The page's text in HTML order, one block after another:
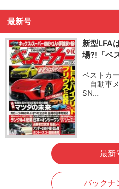
最新号
新型LFA
場?!「ベ
ベストカ
自動車
SN…
最新
バックナ